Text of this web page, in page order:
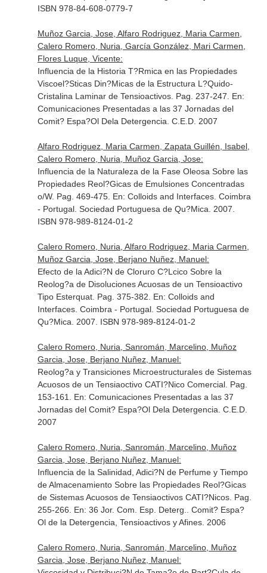
ISBN 978-84-608-0779-7
Muñoz Garcia, Jose, Alfaro Rodriguez, Maria Carmen,
Calero Romero, Nuria, García González, Mari Carmen,
Flores Luque, Vicente:
Influencia de la Historia T?Rmica en las Propiedades
Viscoel?Sticas Din?Micas de la Estructura L?Quido-
Cristalina Laminar de Tensioactivos. Pag. 237-247. En:
Comunicaciones Presentadas a las 37 Jornadas del
Comit? Espa?Ol Dela Detergencia . C.E.D. 2007
Alfaro Rodriguez, Maria Carmen, Zapata Guillén, Isabel,
Calero Romero, Nuria, Muñoz Garcia, Jose:
Influencia de la Naturaleza de la Fase Oleosa Sobre las
Propiedades Reol?Gicas de Emulsiones Concentradas
o/W. Pag. 469-475. En: Colloids and Interfaces. Coimbra
- Portugal. Sociedad Portuguesa de Qu?Mica. 2007.
ISBN 978-989-8124-01-2
Calero Romero, Nuria, Alfaro Rodriguez, Maria Carmen,
Muñoz Garcia, Jose, Berjano Nuñez, Manuel:
Efecto de la Adici?N de Cloruro C?Lcico Sobre la
Reolog?a de Disoluciones Acuosas de un Tensioactivo
Tipo Esterquat. Pag. 375-382. En: Colloids and
Interfaces. Coimbra - Portugal. Sociedad Portuguesa de
Qu?Mica. 2007. ISBN 978-989-8124-01-2
Calero Romero, Nuria, Sanromán, Marcelino, Muñoz
Garcia, Jose, Berjano Nuñez, Manuel:
Reolog?a y Transiciones Microestructurales de Sistemas
Acuosos de un Tensiaoctivo CATI?Nico Comercial. Pag.
153-161. En: Comunicaciones Presentadas a las 37
Jornadas del Comit? Espa?Ol Dela Detergencia . C.E.D.
2007
Calero Romero, Nuria, Sanromán, Marcelino, Muñoz
Garcia, Jose, Berjano Nuñez, Manuel:
Influencia de la Salinidad, Adici?N de Perfume y Tiempo
de Almacenamiento Sobre las Propiedades Reol?Gicas
de Sistemas Acuosos de Tensiaoctivos CATI?Nicos. Pag.
255-266. En: 36 Jor. Com. Esp. Deterg.
. Comit? Espa?
Ol de la Detergencia, Tensioactivos y Afines. 2006
Calero Romero, Nuria, Sanromán, Marcelino, Muñoz
Garcia, Jose, Berjano Nuñez, Manuel: